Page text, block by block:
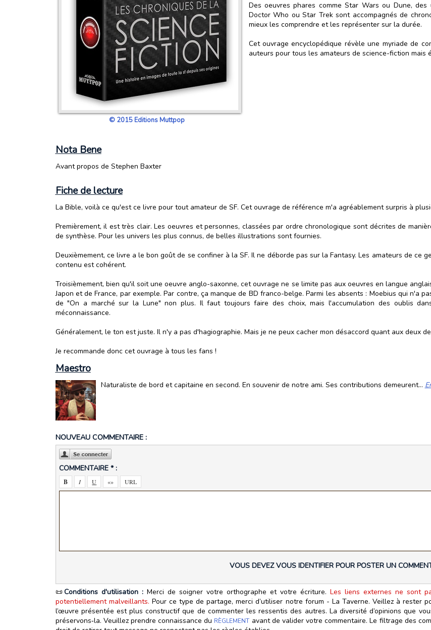
© 2015 Editions Muttpop
Des oeuvres phares comme Star Wars ou Dune,
Doctor Who ou Star Trek sont accompagnés de
mieux les comprendre et les représenter sur la durée.
Cet ouvrage encyclopédique révèle une myriade de
auteurs pour tous les amateurs de science-fiction mais
Nota Bene
Avant propos de Stephen Baxter
Fiche de lecture
La Bible, voilà ce qu'est ce livre pour tout amateur de SF. Cet ouvrage de référence m'a agréablement surpris à
Premièrement, il est très clair. Les oeuvres et personnes, classées par ordre chronologique sont décrites de
de synthèse. Pour les univers les plus connus, de belles illustrations sont fournies.
Deuxièmement, ce livre a le bon goût de se confiner à la SF. Il ne déborde pas sur la Fantasy. Les amateurs de
contenu est cohérent.
Troisièmement, bien qu'il soit une oeuvre anglo-saxonne, cet ouvrage ne se limite pas aux oeuvres en langue
Japon et de France, par exemple. Par contre, ça manque de BD franco-belge. Parmi les absents : Moebius qui n'a
de "On a marché sur la Lune" non plus. Il faut toujours faire des choix, mais l'accumulation des oublis
méconnaissance.
Généralement, le ton est juste. Il n'y a pas d'hagiographie. Mais je ne peux cacher mon désaccord quant aux deux
Je recommande donc cet ouvrage à tous les fans !
Maestro
Naturaliste de bord et capitaine en second. En souvenir de notre ami. Ses contributions demeurent...
NOUVEAU COMMENTAIRE :
COMMENTAIRE * :
VOUS DEVEZ VOUS IDENTIFIER POUR POSTER UN
📜Conditions d'utilisation :Merci de soigner votre orthographe et votre écriture.Les liens externes ne sont
potentiellement malveillants. Pour ce type de partage, merci d’utiliser notre forum - La Taverne. Veillez à rester
l’œuvre présentée est plus constructif que de commenter les ressentis des autres. La diversité d’opinions que
préservons‑la. Veuillez prendre connaissance du RÈGLEMENT avant de valider votre commentaire. Le filtrage des